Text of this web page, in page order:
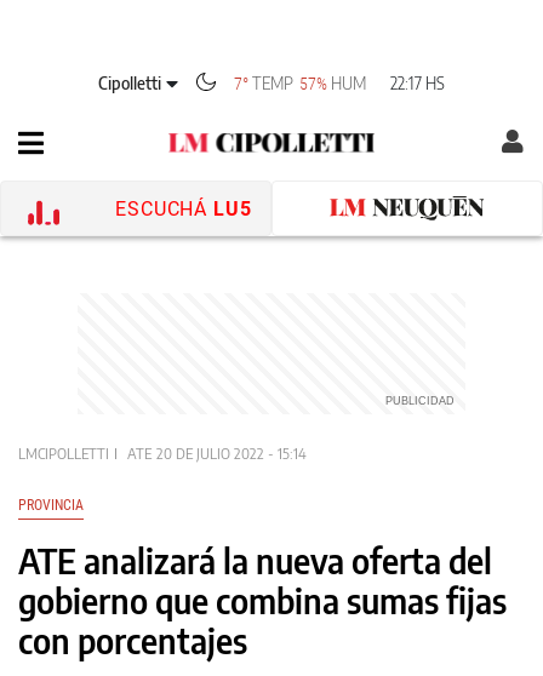
Cipolletti 7° TEMP 57% HUM 22:17 HS
ESCUCHÁ LU5
LMCIPOLLETTI ATE 20 DE JULIO 2022 - 15:14
PROVINCIA
ATE analizará la nueva oferta del
gobierno que combina sumas fijas
con porcentajes